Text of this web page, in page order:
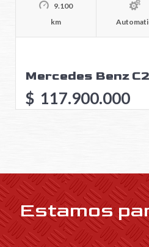
9.100
km
Mercedes Benz
$ 117.900.000
Estamos